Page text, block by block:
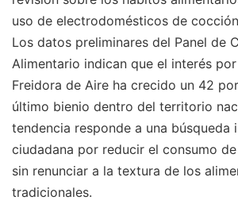
uso de electrodomésticos de
Los datos preliminares del Panel de
Alimentario indican que el interés
Freidora de Aire ha crecido un 42
último bienio dentro del territorio
tendencia responde a una búsqueda
ciudadana por reducir el consumo
sin renunciar a la textura de los
tradicionales.